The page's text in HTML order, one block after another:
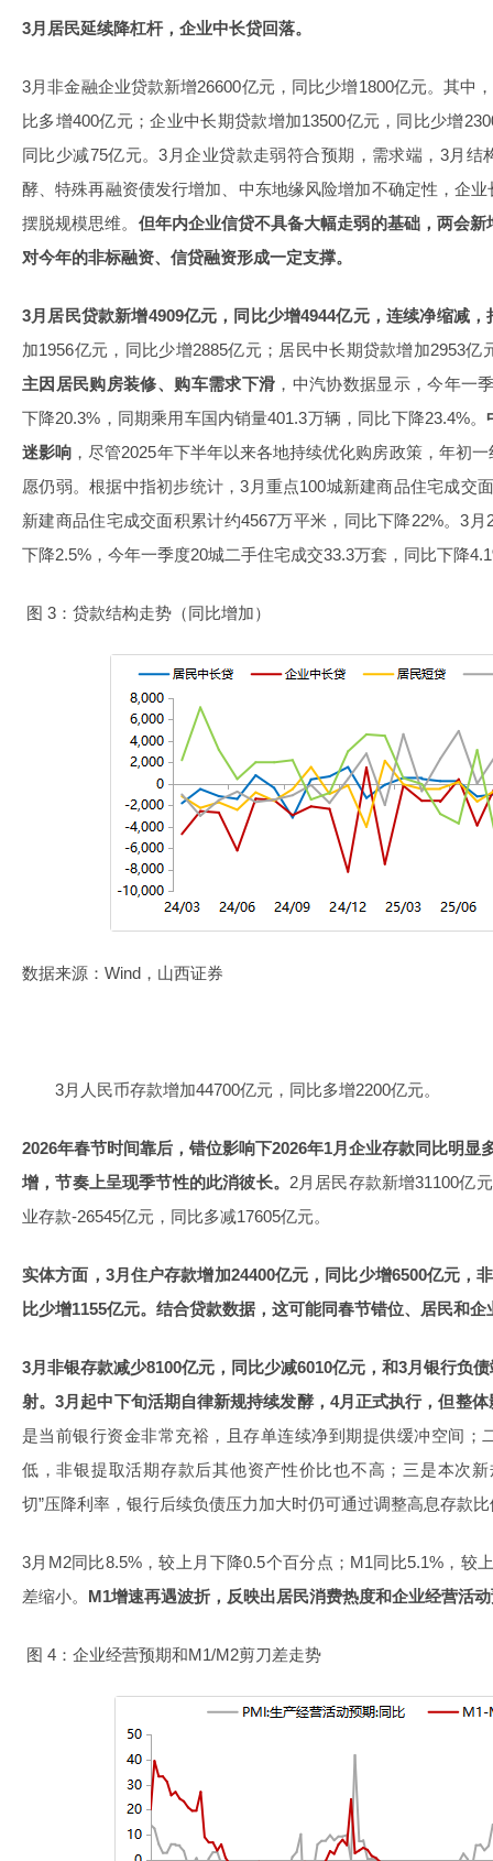
3月居民延续降杠杆，企业中长贷回落。
3月非金融企业贷款新增26600亿元，同比少增1800亿元。其中
比多增400亿元；企业中长期贷款增加13500亿元，同比少增
同比少减75亿元。3月企业贷款走弱符合预期，需求端，3月结
酵、特殊再融资债发行增加、中东地缘风险增加不确定性，企
摆脱规模思维。 但年内企业信贷不具备大幅走弱的基础，两会
对今年的非标融资、信贷融资形成一定支撑。
3月居民贷款新增4909亿元，同比少增4944亿元，连续净缩减，
加1956亿元，同比少增2885亿元；居民中长期贷款增加2953亿
主因居民购房装修、购车需求下滑 ，中汽协数据显示，今年一
下降20.3%，同期乘用车国内销量401.3万辆，同比下降23.4%。
迷影响 ，尽管2025年下半年以来各地持续优化购房政策，年初
愿仍弱。根据中指初步统计，3月重点100城新建商品住宅成交
新建商品住宅成交面积累计约4567万平米，同比下降22%。3
下降2.5%，今年一季度20城二手住宅成交33.3万套，同比下降
图 3：贷款结构走势（同比增加）
数据来源：Wind，山西证券
3月人民币存款增加44700亿元，同比多增2200亿元。
2026年春节时间靠后，错位影响下2026年1月企业存款同比明显
增，节奏上呈现季节性的此消彼长。 2月居民存款新增31100亿
业存款-26545亿元，同比多减17605亿元。
实体方面，3月住户存款增加24400亿元，同比少增6500亿元，
比少增1155亿元。结合贷款数据，这可能同春节错位、居民和
3月非银存款减少8100亿元，同比少减6010亿元，和3月银行负
射。3月起中下旬活期自律新规持续发酵，4月正式执行，但整
是当前银行资金非常充裕，且存单连续净到期提供缓冲空间；
低，非银提取活期存款后其他资产性价比也不高；三是本次
切”压降利率，银行后续负债压力加大时仍可通过调整高息存款
3月M2同比8.5%，较上月下降0.5个百分点；M1同比5.1%，较
差缩小。 M1增速再遇波折，反映出居民消费热度和企业经营活
图 4：企业经营预期和M1/M2剪刀差走势